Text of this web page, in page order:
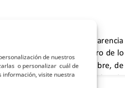
de nuestros
o personalizar cuál de
información, visite nuestra